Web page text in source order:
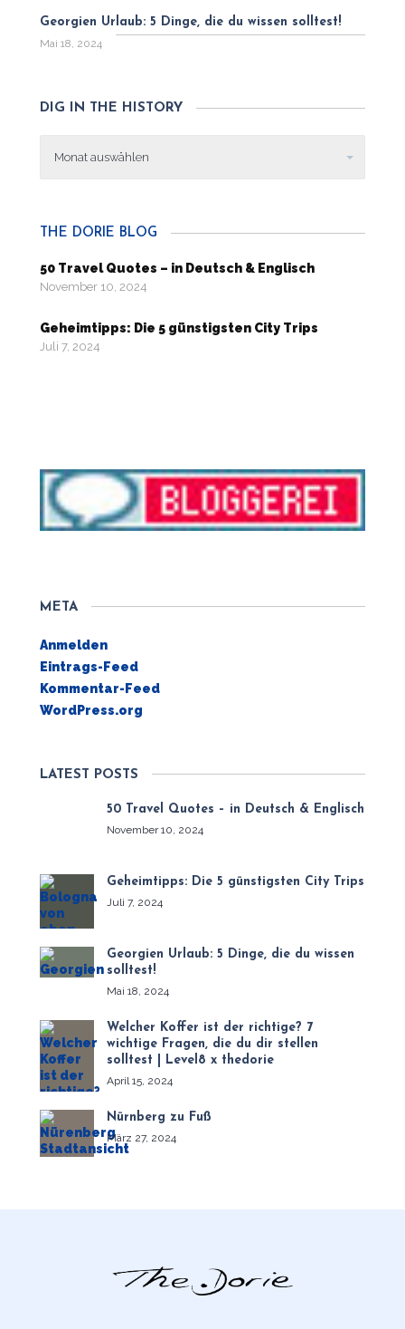
Georgien Urlaub: 5 Dinge, die du wissen solltest!
Mai 18, 2024
DIG IN THE HISTORY
THE DORIE BLOG
50 Travel Quotes – in Deutsch & Englisch
November 10, 2024
Geheimtipps: Die 5 günstigsten City Trips
Juli 7, 2024
META
Anmelden
Eintrags-Feed
Kommentar-Feed
WordPress.org
LATEST POSTS
50 Travel Quotes – in Deutsch & Englisch
November 10, 2024
Geheimtipps: Die 5 günstigsten City Trips
Juli 7, 2024
Georgien Urlaub: 5 Dinge, die du wissen
solltest!
Mai 18, 2024
Welcher Koffer ist der richtige? 7
wichtige Fragen, die du dir stellen
solltest | Level8 x thedorie
April 15, 2024
Nürnberg zu Fuß
März 27, 2024